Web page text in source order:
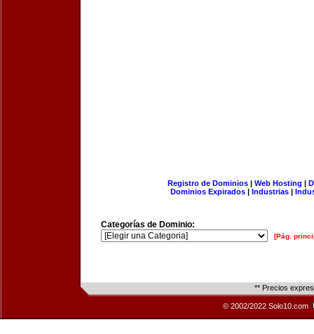
Registro de Dominios| Web Hosting |
Dominios Expirados | Industrias |
Categorías de Dominio:
[Pág.
** Precios
© 2002/2022 Solo10.com